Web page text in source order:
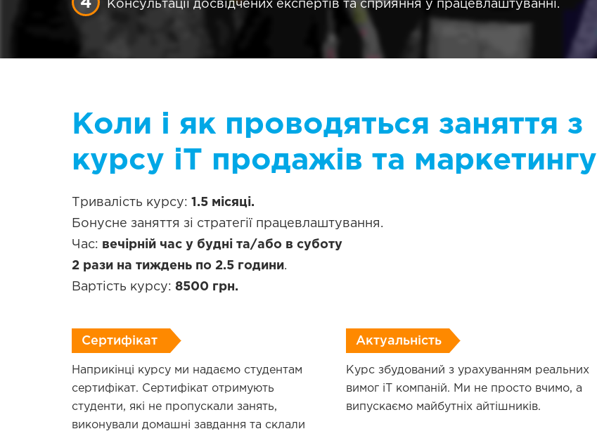
Консультації досвідчених експертів та сприяння у працевлаштуванні.
Коли і як проводяться заняття з
курсу iT продажів та маркетингу
Тривалість курсу: 1.5 місяці.
Бонусне заняття зі стратегії працевлаштування.
Час: вечірній час у будні та/або в суботу
2 рази на тиждень по 2.5 години.
Вартість курсу: 8500 грн.
Сертифікат
Наприкінці курсу ми надаємо студентам
сертифікат. Сертифікат отримують
студенти, які не пропускали занять,
виконували домашні завдання та склали
Актуальність
Курс збудований з урахуванням реальних
вимог iT компаній. Ми не просто вчимо, а
випускаємо майбутніх айтішників.